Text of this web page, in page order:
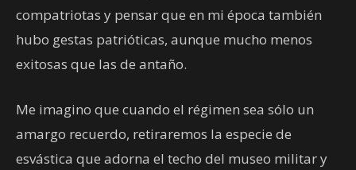
compatriotas y pensar que en mi época también
hubo gestas patrióticas, aunque mucho menos
exitosas que las de antaño.
Me imagino que cuando el régimen sea sólo un
amargo recuerdo, retiraremos la especie de
esvástica que adorna el techo del museo militar y